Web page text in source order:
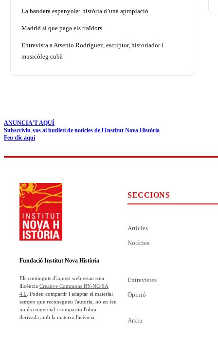
La bandera espanyola: història d’una apropiació
Madrid sí que paga els traïdors
Entrevista a Arsenio Rodríguez, escriptor, historiador i
musicòleg cubà
ANUNCIA'T AQUÍ
Subscriviu-vos al butlletí de notícies de l'Institut Nova Història
Feu clic aquí
Fundació Institut Nova Història
Els continguts d'aquest web estan sota
llicència Creative Commons BY-NC-SA
4.0 . Podeu compartir i adaptar el material
sempre que reconegueu l'autoria, no en feu
un ús comercial i compartiu l'obra
derivada amb la mateixa llicència.
SECCIONS
Articles
Notícies
Entrevistes
Opinió
Arxiu